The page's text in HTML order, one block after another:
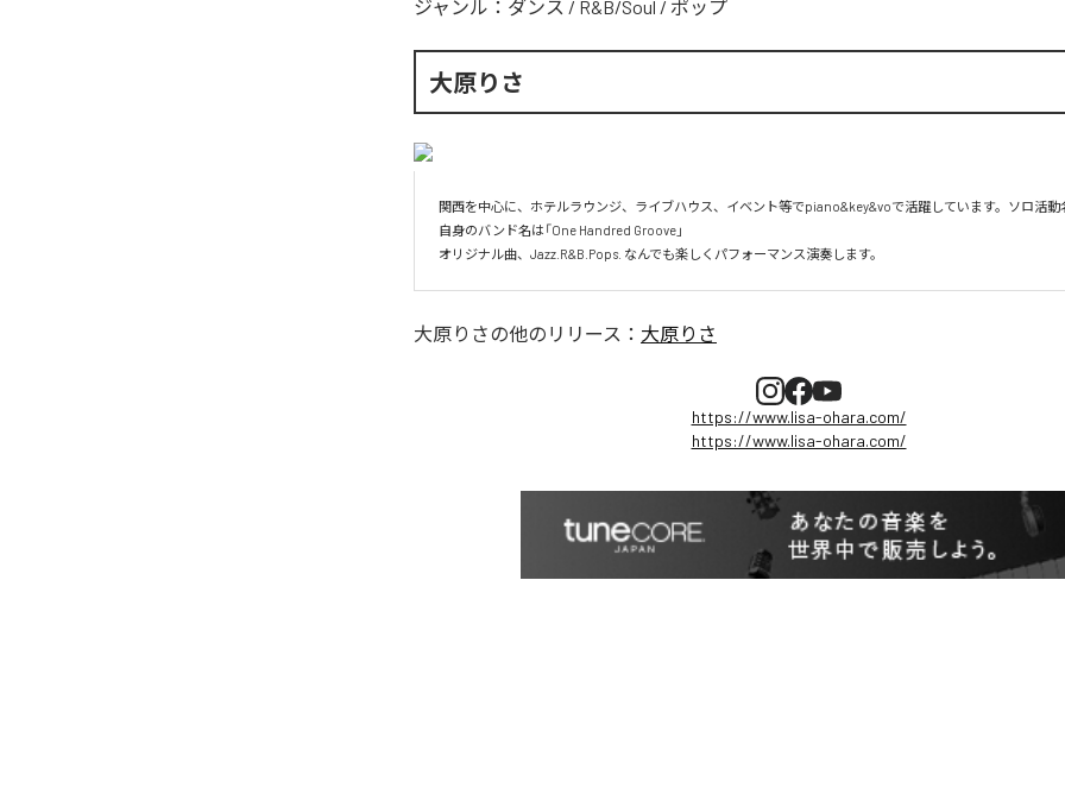
ジャンル： ダンス / R&B/Soul / ポップ
大原りさ
関西を中心に、ホテルラウンジ、ライブハウス、イベント等でpiano&key&voで活躍しています。ソロ活動
自身のバンド名は「One Handred Groove」
オリジナル曲、Jazz.R&B.Pops. なんでも楽しくパフォーマンス演奏します。
大原りさの他のリリース： 大原りさ
https://www.lisa-ohara.com/
https://www.lisa-ohara.com/